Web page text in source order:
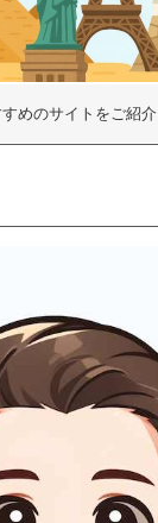
すめのサイトをご紹介